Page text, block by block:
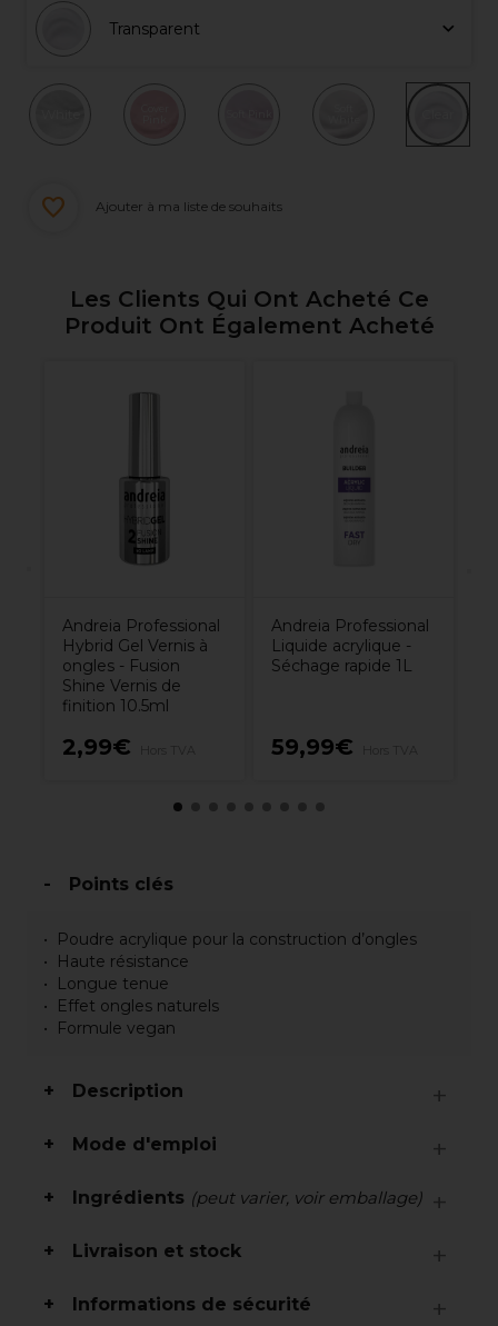
Transparent
Ajouter à ma liste de souhaits
Les Clients Qui Ont Acheté Ce
Produit Ont Également Acheté
Andreia Professional
Hybrid Gel Vernis à
ongles - Fusion
Shine Vernis de
finition 10.5ml
2,99€
Andreia Professional
Liquide acrylique -
Séchage rapide 1L
59,99€
Points clés
Poudre acrylique pour la construction d’ongles
Haute résistance
Longue tenue
Effet ongles naturels
Formule vegan
Description
Mode d'emploi
Ingrédients (peut varier, voir emballage)
Livraison et stock
Informations de sécurité